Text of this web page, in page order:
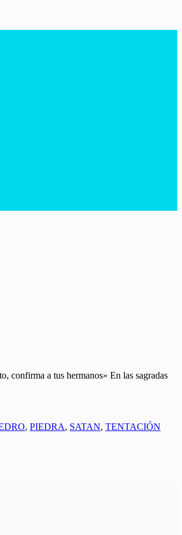
a tus hermanos» En las sagradas
, PIEDRA, SATAN, TENTACIÓN